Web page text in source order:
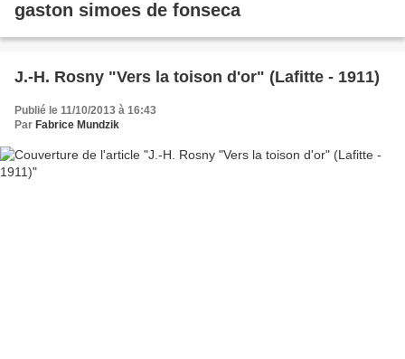
gaston simoes de fonseca
J.-H. Rosny "Vers la toison d'or" (Lafitte - 1911)
Publié le 11/10/2013 à 16:43
Par Fabrice Mundzik